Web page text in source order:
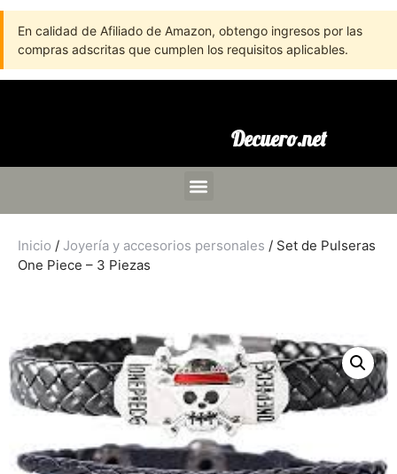
En calidad de Afiliado de Amazon, obtengo ingresos por las
compras adscritas que cumplen los requisitos aplicables.
Decuero.net
Inicio / Joyería y accesorios personales / Set de Pulseras
One Piece – 3 Piezas